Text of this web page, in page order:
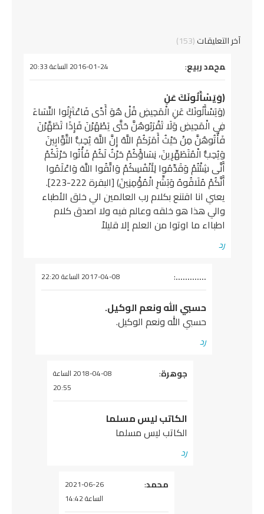
آخر التعليقات(153)
يقول
ﻤحﻤد ربيع: 2016-01-24 الساعة 20:33
(وَيَسْأَلُونَكَ عَنِ
(وَيَسْأَلُونَكَ عَنِ الْمَحِيضِ قُلْ هُوَ أَذًى فَاعْتَزِلُوا النِّسَاءَ
فِي الْمَحِيضِ وَلَا تَقْرَبُوهُنَّ حَتَّى يَطْهُرْنَ فَإِذَا تَطَهَّرْنَ
فَأْتُوهُنَّ مِنْ حَيْثُ أَمَرَكُمُ اللَّهُ إِنَّ اللَّهَ يُحِبُّ التَّوَّابِينَ
وَيُحِبُّ الْمُتَطَهِّرِينَ، نِسَاؤُكُمْ حَرْثٌ لَكُمْ فَأْتُوا حَرْثَكُمْ
أَنَّى شِئْتُمْ وَقَدِّمُوا لِأَنْفُسِكُمْ وَاتَّقُوا اللَّهَ وَاعْلَمُوا
أَنَّكُمْ مُلَاقُوهُ وَبَشِّرِ الْمُؤْمِنِينَ) [البقرة 222-223].
يعني انا اقتنع بكلام رب العالمين الي خلق الأطباء
والي هذا هو خلقه وعالم فيه ولا اصدق كلام
اطبااء ما اوتوا من العلم إلا قليلاً
رد
يقول
.............
: 2017-04-08 الساعة 22:20
حسبي الله ونعم الوكيل.
حسبي الله ونعم الوكيل.
رد
يقول
جوهرة:
2018-04-08 الساعة
20:55
الكاتب ليس مسلما
الكاتب ليس مسلما
رد
يقول
محمد:
2021-06-26
الساعة 14:42